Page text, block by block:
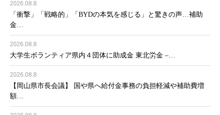
2026.08.8
「衝撃」「戦略的」「BYDの本気を感じる」と驚きの声…補助
金…
2026.08.8
大学生ボランティア県内４団体に助成金 東北労金 –…
2026.08.8
【岡山県市長会議】 国や県へ給付金事務の負担軽減や補助費増
額…